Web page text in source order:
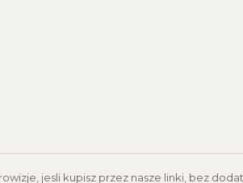
jesli kupisz przez nasze linki, bez